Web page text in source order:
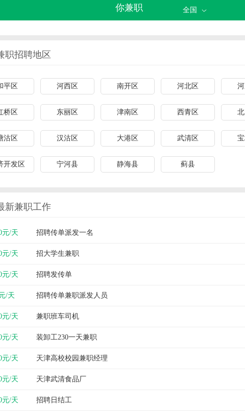
你兼职 全国
职招聘地区
平区 河西区 南开区 河北区
桥区 东丽区 津南区 西青区
沽区 汉沽区 大港区 武清区
开发区 宁河县 静海县 蓟县
新兼职工作
元/天 招聘传单派发一名
元/天 招大学生兼职
元/天 招聘发传单
/天 招聘传单兼职派发人员
元/天 兼职班车司机
元/天 装卸工230一天兼职
元/天 天津高校校园兼职经理
元/天 天津武清食品厂
元/天 招聘日结工